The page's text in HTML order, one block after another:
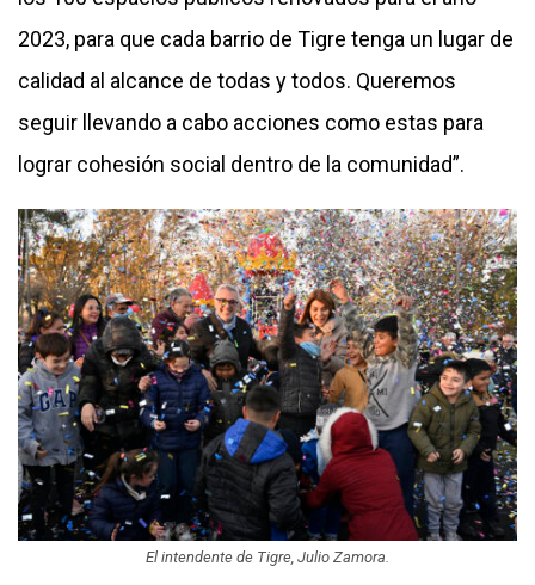
2023, para que cada barrio de Tigre tenga un lugar de
calidad al alcance de todas y todos. Queremos
seguir llevando a cabo acciones como estas para
lograr cohesión social dentro de la comunidad”.
El intendente de Tigre, Julio Zamora.